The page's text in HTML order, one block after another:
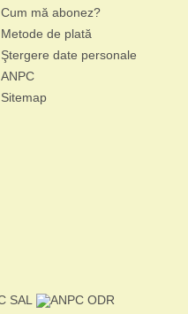
Cum mă abonez?
Metode de plată
Ştergere date personale
ANPC
Sitemap